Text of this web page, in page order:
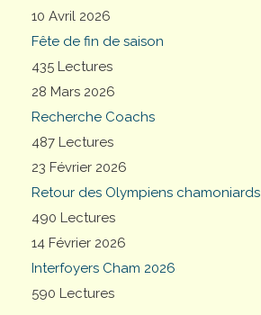
10 Avril 2026
Fête de fin de saison
435 Lectures
28 Mars 2026
Recherche Coachs
487 Lectures
23 Février 2026
Retour des Olympiens chamoniards
490 Lectures
14 Février 2026
Interfoyers Cham 2026
590 Lectures